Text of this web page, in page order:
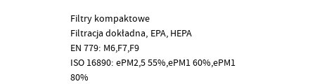
Filtry kompaktowe
Filtracja dokładna, EPA, HEPA
EN 779: M6,F7,F9
ISO 16890: ePM2,5 55%,ePM1 60%,ePM1
80%